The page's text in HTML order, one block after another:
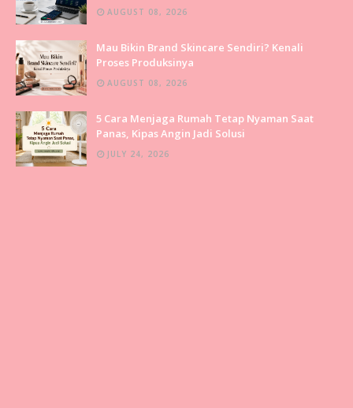
AUGUST 08, 2026
Mau Bikin Brand Skincare Sendiri? Kenali
Proses Produksinya
AUGUST 08, 2026
5 Cara Menjaga Rumah Tetap Nyaman Saat
Panas, Kipas Angin Jadi Solusi
JULY 24, 2026